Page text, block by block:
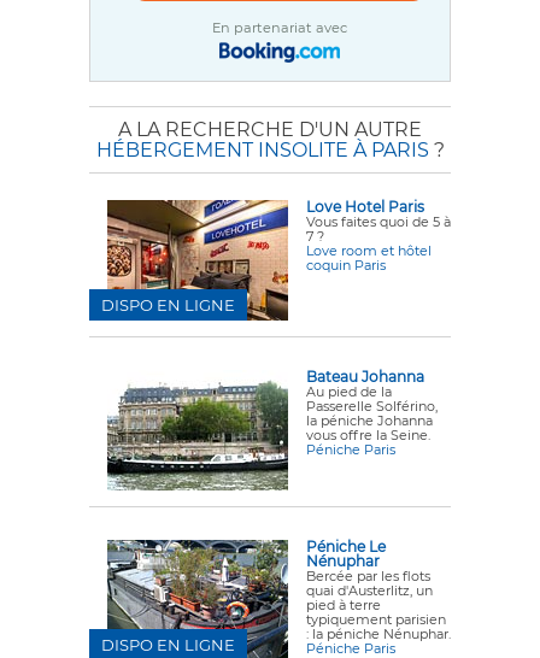
En partenariat avec
A LA RECHERCHE D'UN AUTRE
HÉBERGEMENT INSOLITE À PARIS ?
Love Hotel Paris
Vous faites quoi de 5 à
7 ?
Love room et hôtel
coquin Paris
DISPO EN LIGNE
Bateau Johanna
Au pied de la
Passerelle Solférino,
la péniche Johanna
vous offre la Seine.
Péniche Paris
Péniche Le
Nénuphar
Bercée par les flots
quai d'Austerlitz, un
pied à terre
typiquement parisien
: la péniche Nénuphar.
Péniche Paris
DISPO EN LIGNE